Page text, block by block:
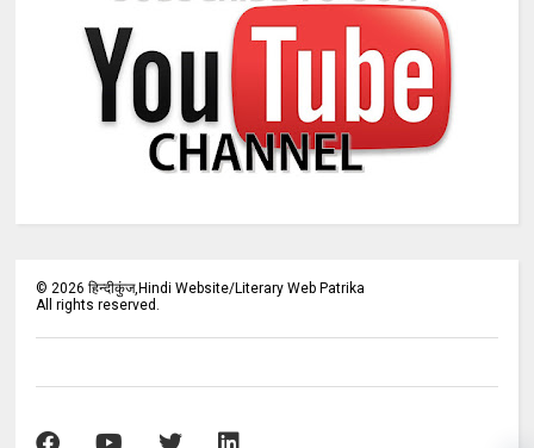
©2026 हिन्दीकुंज,Hindi Website/Literary Web Patrika
All rights reserved.